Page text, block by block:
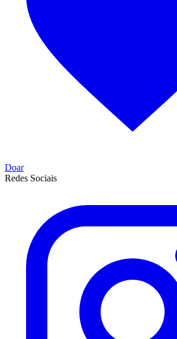
Doar
Redes Sociais